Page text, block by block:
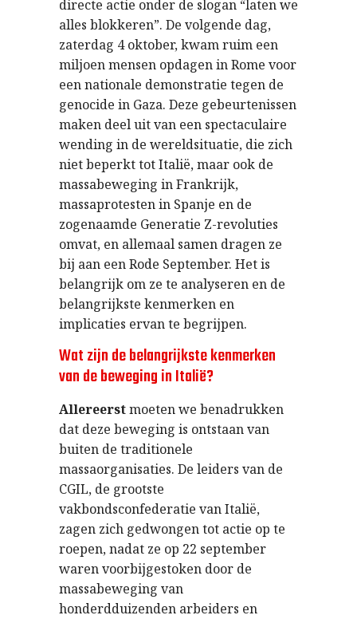
directe actie onder de slogan “laten we
alles blokkeren”. De volgende dag,
zaterdag 4 oktober, kwam ruim een
miljoen mensen opdagen in Rome voor
een nationale demonstratie tegen de
genocide in Gaza. Deze gebeurtenissen
maken deel uit van een spectaculaire
wending in de wereldsituatie, die zich
niet beperkt tot Italië, maar ook de
massabeweging in Frankrijk,
massaprotesten in Spanje en de
zogenaamde Generatie Z-revoluties
omvat, en allemaal samen dragen ze
bij aan een Rode September. Het is
belangrijk om ze te analyseren en de
belangrijkste kenmerken en
implicaties ervan te begrijpen.
Wat zijn de belangrijkste kenmerken
van de beweging in Italië?
Allereerstmoeten we benadrukken
dat deze beweging is ontstaan van
buiten de traditionele
massaorganisaties. De leiders van de
CGIL, de grootste
vakbondsconfederatie van Italië,
zagen zich gedwongen tot actie op te
roepen, nadat ze op 22 september
waren voorbijgestoken door de
massabeweging van
honderdduizenden arbeiders en